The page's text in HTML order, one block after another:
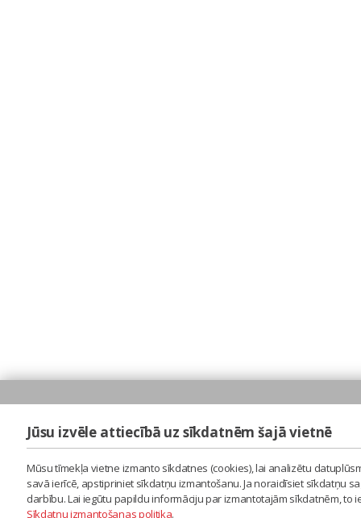
Jūsu izvēle attiecībā uz sīkdatnēm šajā vietnē
Mūsu tīmekļa vietne izmanto sīkdatnes (cookies), lai analizētu
savā ierīcē, apstipriniet sīkdatņu izmantošanu. Ja noraidīsiet sīkdatņu
darbību. Lai iegūtu papildu informāciju par izmantotajām sīkdatnēm,
Sīkdatņu izmantošanas politika.